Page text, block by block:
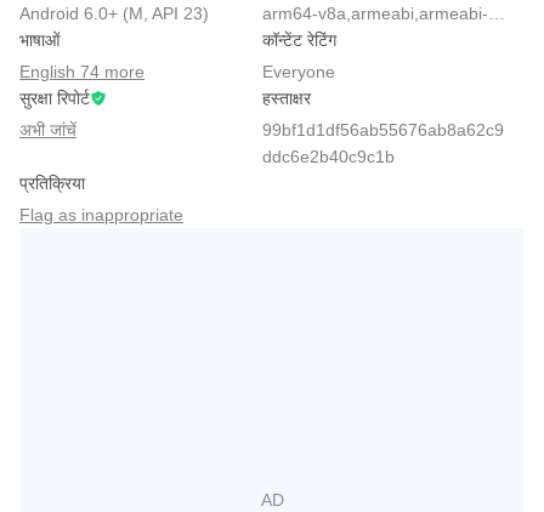
Android 6.0+ (M, API 23)
भाषाओं
English 74 more
कॉन्टेंट रेटिंग
Everyone
सुरक्षा रिपोर्ट
अभी जांचें
हस्ताक्षर
99bf1d1df56ab55676ab8a62c9
ddc6e2b40c9c1b
प्रतिक्रिया
Flag as inappropriate